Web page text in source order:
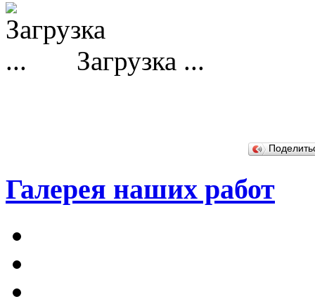
Загрузка ...
Галерея наших работ